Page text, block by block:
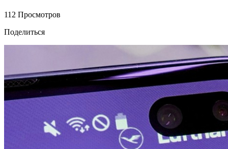
112 Просмотров
Поделиться